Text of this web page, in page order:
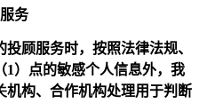
务
投顾服务时，按照法律法规、
1）点的敏感个人信息外，我
机构、合作机构处理用于判断